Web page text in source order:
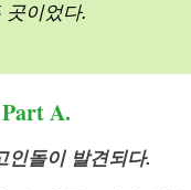
곳이었다.
A.
인돌이 발견되다.